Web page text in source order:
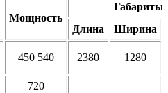
Мощность
Габариты
Длина
Ширина
450 540 2380 1280
720